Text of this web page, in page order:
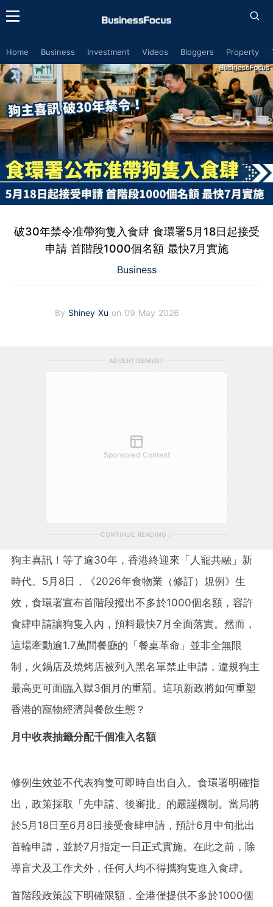
Home Business Investment Videos Bloggers Property
破30年禁令准帶狗隻入食肆 食環署5月18日起接受
申請 首階段1000個名額 最快7月實施
Business
By Shiney Xu on 09 May 2026
ADVERTISEMENT
Sponsored Content
CONTINUE READING
狗主喜訊！等了逾30年，香港終迎來「人寵共融」新
時代。5月8日，《2026年食物業（修訂）規例》生
效，食環署宣布首階段撥出不多於1000個名額，容許
食肆申請讓狗隻入內，預料最快7月全面落實。然而，
這場牽動逾1.7萬間餐廳的「餐桌革命」並非全無限
制，火鍋店及燒烤店被列入黑名單禁止申請，違規狗主
最高更可面臨入獄3個月的重罰。這項新政將如何重塑
香港的寵物經濟與餐飲生態？
月中收表抽籤分配千個准入名額
修例生效並不代表狗隻可即時自出自入。食環署明確指
出，政策採取「先申請、後審批」的嚴謹機制。當局將
於5月18日至6月8日接受食肆申請，預計6月中旬批出
首輪申請，並於7月指定一日正式實施。在此之前，除
導盲犬及工作犬外，任何人均不得攜狗隻進入食肆。
首階段政策設下明確限額，全港僅提供不多於1000個